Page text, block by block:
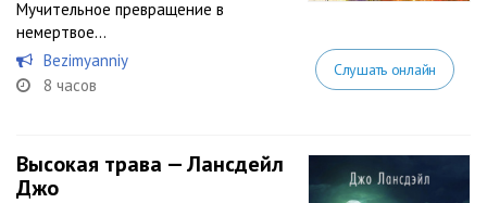
Мучительное превращение в
немертвое...
Bezimyanniy
8 часов
Слушать онлайн
Высокая трава — Лансдейл
Джо